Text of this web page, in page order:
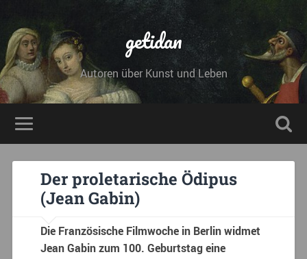
getidan
Autoren über Kunst und Leben
Der proletarische Ödipus
(Jean Gabin)
Die Französische Filmwoche in Berlin widmet
Jean Gabin zum 100. Geburtstag eine